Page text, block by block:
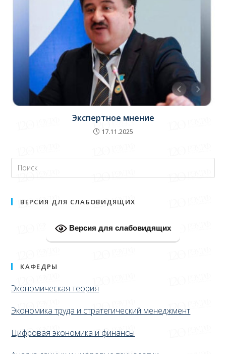
Экспертное мнение
17.11.2025
ВЕРСИЯ ДЛЯ СЛАБОВИДЯЩИХ
Версия для слабовидящих
КАФЕДРЫ
Экономическая теория
Экономика труда и стратегический менеджмент
Цифровая экономика и финансы